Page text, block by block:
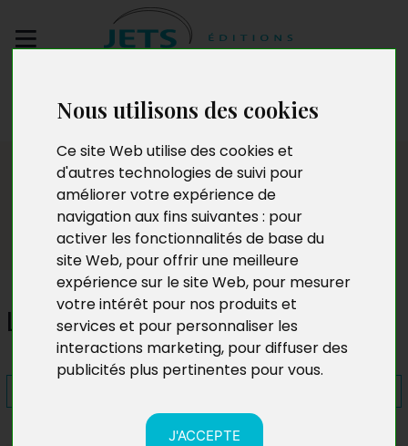
Nous utilisons des cookies
Ce site Web utilise des cookies et
d'autres technologies de suivi pour
améliorer votre expérience de
navigation aux fins suivantes : pour
activer les fonctionnalités de base du
site Web, pour offrir une meilleure
expérience sur le site Web, pour mesurer
votre intérêt pour nos produits et
services et pour personnaliser les
interactions marketing, pour diffuser des
publicités plus pertinentes pour vous.
J'ACCEPTE
manuscrit
Presse
L'Etoile